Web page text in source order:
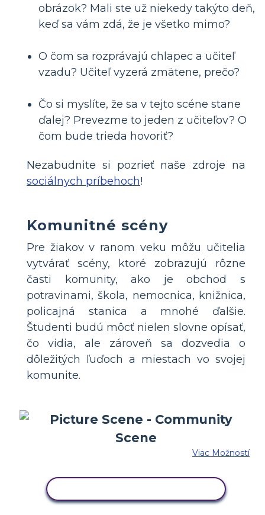
obrázok? Mali ste už niekedy takýto deň,
keď sa vám zdá, že je všetko mimo?
O čom sa rozprávajú chlapec a učiteľ
vzadu? Učiteľ vyzerá zmätene, prečo?
Čo si myslíte, že sa v tejto scéne stane
ďalej? Prevezme to jeden z učiteľov? O
čom bude trieda hovoriť?
Nezabudnite si pozrieť naše zdroje na
sociálnych príbehoch!
Komunitné scény
Pre žiakov v ranom veku môžu učitelia
vytvárať scény, ktoré zobrazujú rôzne
časti komunity, ako je obchod s
potravinami, škola, nemocnica, knižnica,
policajná stanica a mnohé ďalšie.
Študenti budú môcť nielen slovne opísať,
čo vidia, ale zároveň sa dozvedia o
dôležitých ľuďoch a miestach vo svojej
komunite.
Viac Možností